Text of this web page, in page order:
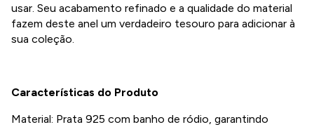
usar. Seu acabamento refinado e a qualidade do material
fazem deste anel um verdadeiro tesouro para adicionar à
sua coleção.
Características do Produto
Material: Prata 925 com banho de ródio, garantindo